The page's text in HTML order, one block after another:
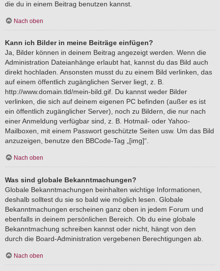
die du in einem Beitrag benutzen kannst.
Nach oben
Kann ich Bilder in meine Beiträge einfügen?
Ja, Bilder können in deinem Beitrag angezeigt werden. Wenn die
Administration Dateianhänge erlaubt hat, kannst du das Bild auch
direkt hochladen. Ansonsten musst du zu einem Bild verlinken, das
auf einem öffentlich zugänglichen Server liegt, z. B.
http://www.domain.tld/mein-bild.gif. Du kannst weder Bilder
verlinken, die sich auf deinem eigenen PC befinden (außer es ist
ein öffentlich zugänglicher Server), noch zu Bildern, die nur nach
einer Anmeldung verfügbar sind, z. B. Hotmail- oder Yahoo-
Mailboxen, mit einem Passwort geschützte Seiten usw. Um das Bild
anzuzeigen, benutze den BBCode-Tag „[img]“.
Nach oben
Was sind globale Bekanntmachungen?
Globale Bekanntmachungen beinhalten wichtige Informationen,
deshalb solltest du sie so bald wie möglich lesen. Globale
Bekanntmachungen erscheinen ganz oben in jedem Forum und
ebenfalls in deinem persönlichen Bereich. Ob du eine globale
Bekanntmachung schreiben kannst oder nicht, hängt von den
durch die Board-Administration vergebenen Berechtigungen ab.
Nach oben